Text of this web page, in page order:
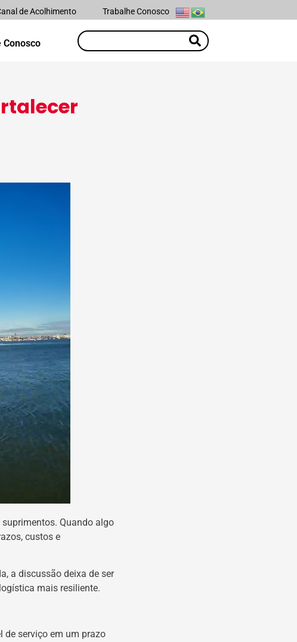
de Acolhimento Trabalhe Conosco
Conosco
Quando algo
custos e
a discussão deixa de ser
mais resiliente.
de serviço em um prazo